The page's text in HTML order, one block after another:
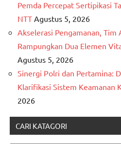
Pemda Percepat Sertipikasi
NTT Agustus 5, 2026
Akselerasi Pengamanan,
Rampungkan Dua Elemen
Agustus 5, 2026
Sinergi Polri dan Pertamina:
Klarifikasi Sistem Keamanan
2026
CARI KATAGORI